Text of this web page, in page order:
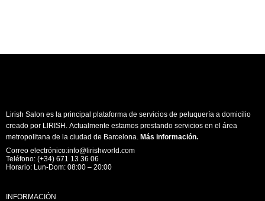
Lirish Salon es la principal plataforma de servicios de peluquería a domicilio
creado por LIRISH. Actualmente estamos prestando servicios en el área
metropolitana de la ciudad de Barcelona. Más información.
Correo electrónico:info@lirishworld.com
Teléfono: (+34) 671 13 36 06
Horario: Lun-Dom: 08:00 – 20:00
INFORMACIÓN